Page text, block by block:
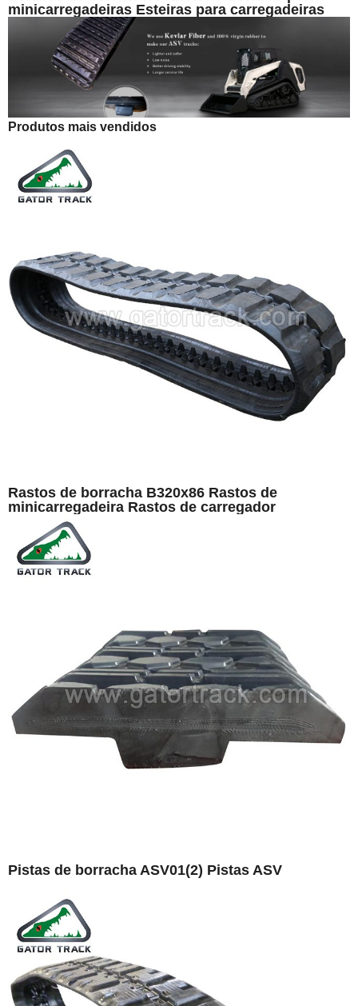
minicarregadeiras Esteiras para carregadeiras
Produtos mais vendidos
Rastos de borracha B320x86 Rastos de
minicarregadeira Rastos de carregador
Pistas de borracha ASV01(2) Pistas ASV